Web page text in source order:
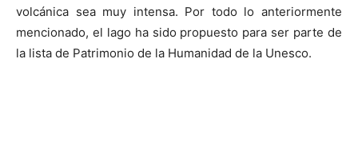
volcánica sea muy intensa. Por todo lo anteriormente
mencionado, el lago ha sido propuesto para ser parte de
la lista de Patrimonio de la Humanidad de la Unesco.